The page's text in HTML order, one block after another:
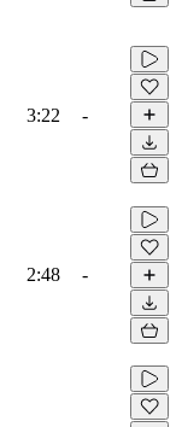
3:22 -
2:48 -